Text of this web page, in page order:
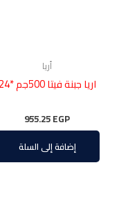
أريا
اريا جبنة فيتا 500جم *24
955.25EGP
إضافة إلى السلة